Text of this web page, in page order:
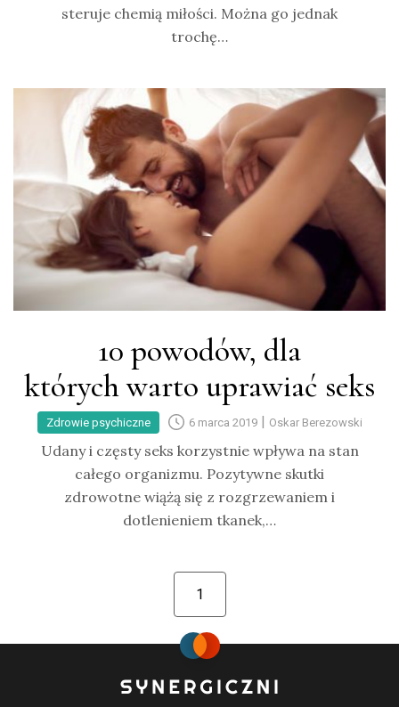
steruje chemią miłości. Można go jednak
trochę…
10 powodów, dla
których warto uprawiać seks
Zdrowie psychiczne 6 marca 2019| Oskar Berezowski
Udany i częsty seks korzystnie wpływa na stan
całego organizmu. Pozytywne skutki
zdrowotne wiążą się z rozgrzewaniem i
dotlenieniem tkanek,…
1